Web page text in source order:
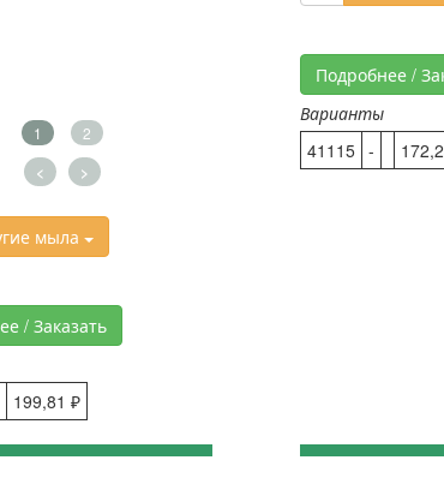
1 2
< >
мыла
/ Заказать
199,81 ₽
Подробнее /
Варианты
41115 -